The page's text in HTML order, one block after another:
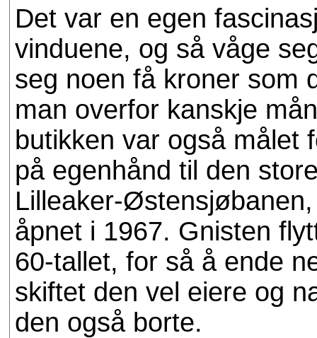
Det var en egen
vinduene, og så våge
seg noen få kroner som
man overfor kanskje
butikken var også målet
på egenhånd til den
Lilleaker-
åpnet i 1967. Gnisten
60-tallet, for så å ende
skiftet den vel eiere og
den også borte.